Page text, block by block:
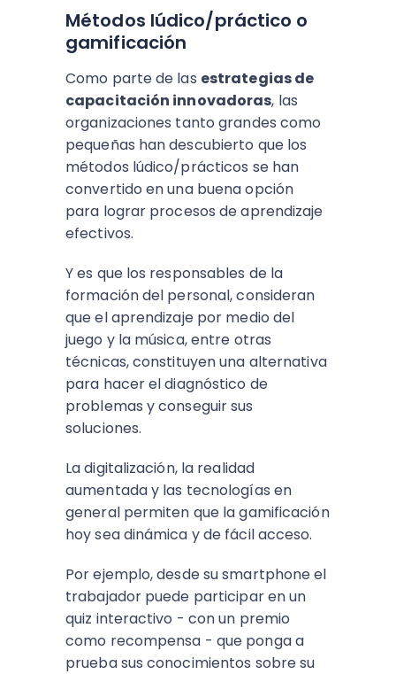
Métodos lúdico/práctico o
gamificación
Como parte de las estrategias de
capacitación innovadoras, las
organizaciones tanto grandes como
pequeñas han descubierto que los
métodos lúdico/prácticos se han
convertido en una buena opción
para lograr procesos de aprendizaje
efectivos.
Y es que los responsables de la
formación del personal, consideran
que el aprendizaje por medio del
juego y la música, entre otras
técnicas, constituyen una alternativa
para hacer el diagnóstico de
problemas y conseguir sus
soluciones.
La digitalización, la realidad
aumentada y las tecnologías en
general permiten que la gamificación
hoy sea dinámica y de fácil acceso.
Por ejemplo, desde su smartphone el
trabajador puede participar en un
quiz interactivo - con un premio
como recompensa - que ponga a
prueba sus conocimientos sobre su